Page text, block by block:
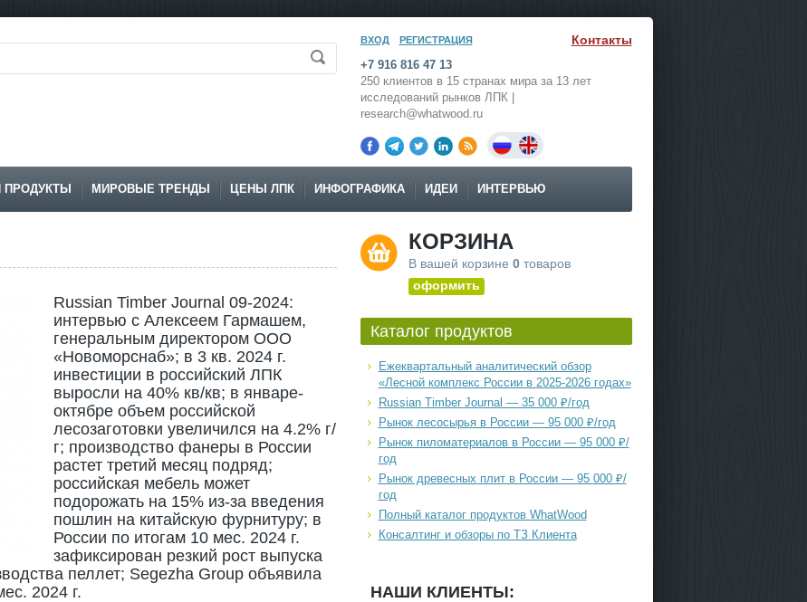
ВХОД РЕГИСТРАЦИЯ Контакты
+7 916 816 47 13
250 клиентов в 15 странах мира за 13 лет
исследований рынков ЛПК |
research@whatwood.ru
ПРОДУКТЫ МИРОВЫЕ ТРЕНДЫ ЦЕНЫ ЛПК ИНФОГРАФИКА ИДЕИ ИНТЕРВЬЮ
Russian Timber Journal 09-2024:
интервью с Алексеем Гармашем,
генеральным директором ООО
«Новоморснаб»; в 3 кв. 2024 г.
инвестиции в российский ЛПК
выросли на 40% кв/кв; в январе-
октябре объем российской
лесозаготовки увеличился на 4.2% г/
г; производство фанеры в России
растет третий месяц подряд;
российская мебель может
подорожать на 15% из-за введения
пошлин на китайскую фурнитуру; в
России по итогам 10 мес. 2024 г.
зафиксирован резкий рост выпуска
пеллет; Segezha Group объявила
2024 г.
КОРЗИНА
В вашей корзине 0товаров
оформить
Каталог продуктов
Ежеквартальный аналитический обзор
«Лесной комплекс России в 2025-2026 годах»
Russian Timber Journal — 35 000 ₽/год
Рынок лесосырья в России — 95 000 ₽/год
Рынок пиломатериалов в России — 95 000 ₽/
год
Рынок древесных плит в России — 95 000 ₽/
год
Полный каталог продуктов WhatWood
Консалтинг и обзоры по ТЗ Клиента
НАШИ КЛИЕНТЫ: